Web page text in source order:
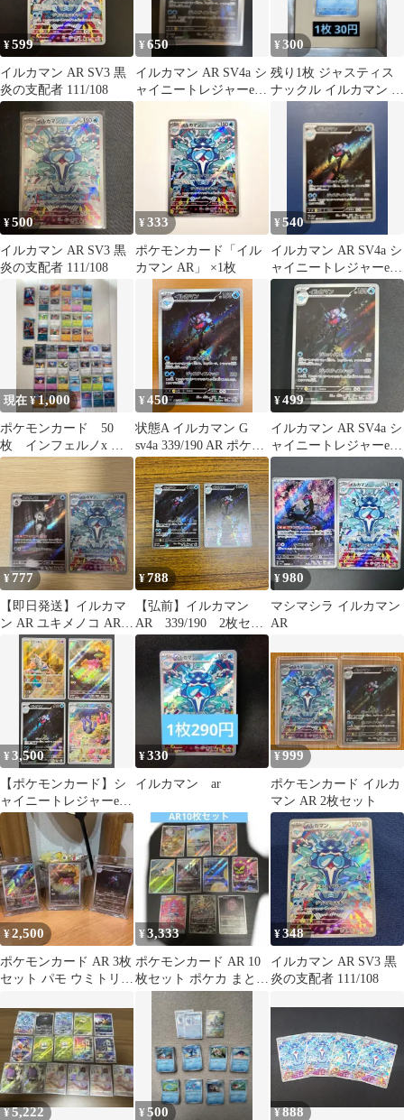
¥599
イルカマン AR SV3 黒
炎の支配者 111/108
¥650
イルカマン AR SV4a シ
ャイニートレジャーex
339/190
¥300
残り1枚 ジャスティス
ナックル イルカマン U
¥500
イルカマン AR SV3 黒
炎の支配者 111/108
¥333
ポケモンカード「イル
カマン AR」 ×1枚
¥540
イルカマン AR SV4a シ
ャイニートレジャーex
339/190
現在 ¥1,000
ポケモンカード 50
枚 インフェルノx メ
ガブレイブ アビスア
イ
¥450
状態A イルカマン G
sv4a 339/190 AR ポケカ
ポケモンカードゲーム
¥499
イルカマン AR SV4a シ
ャイニートレジャーex
339/190 ポケカ
¥777
【即日発送】イルカマ
ン AR ユキメノコ AR 2
枚まとめ売り
¥788
【弘前】イルカマン
AR 339/190 2枚セッ
ト
¥980
マシマシラ イルカマン
AR
¥3,500
【ポケモンカード】シ
ャイニートレジャーex
AR 4種 コンプ ミミッ
キュ パモ イルカマン
ウミトリオ [sv4a シャ
イニートレジャーex] ポ
ケカ
¥330
イルカマン ar
¥999
ポケモンカード イルカ
マン AR 2枚セット
¥2,500
ポケモンカード AR 3枚
セット パモ ウミトリオ
¥3,333
ポケモンカード AR 10
枚セット ポケカ まとめ
¥348
イルカマン AR SV3 黒
炎の支配者 111/108
¥5,222 ¥500 ¥888